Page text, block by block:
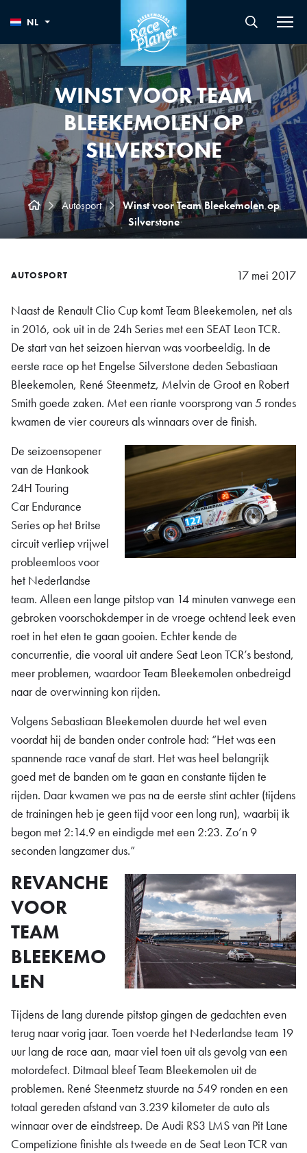
NL
WINST VOOR TEAM
BLEEKEMOLEN OP
SILVERSTONE
Autosport
Winst voor Team Bleekemolen op
Silverstone
AUTOSPORT 17 mei 2017
Naast de Renault Clio Cup komt Team Bleekemolen, net als
in 2016, ook uit in de 24h Series met een SEAT Leon TCR.
De start van het seizoen hiervan was voorbeeldig. In de
eerste race op het Engelse Silverstone deden Sebastiaan
Bleekemolen, René Steenmetz, Melvin de Groot en Robert
Smith goede zaken. Met een riante voorsprong van 5 rondes
kwamen de vier coureurs als winnaars over de finish.
De seizoensopener
van de Hankook
24H Touring
Car Endurance
Series op het Britse
circuit verliep vrijwel
probleemloos voor
het Nederlandse
team. Alleen een lange pitstop van 14 minuten vanwege een
gebroken voorschokdemper in de vroege ochtend leek even
roet in het eten te gaan gooien. Echter kende de
concurrentie, die vooral uit andere Seat Leon TCR’s bestond,
meer problemen, waardoor Team Bleekemolen onbedreigd
naar de overwinning kon rijden.
Volgens Sebastiaan Bleekemolen duurde het wel even
voordat hij de banden onder controle had: “Het was een
spannende race vanaf de start. Het was heel belangrijk
goed met de banden om te gaan en constante tijden te
rijden. Daar kwamen we pas na de eerste stint achter (tijdens
de trainingen heb je geen tijd voor een long run), waarbij ik
begon met 2:14.9 en eindigde met een 2:23. Zo’n 9
seconden langzamer dus.”
REVANCHE
VOOR
TEAM
BLEEKEMO
LEN
Tijdens de lang durende pitstop gingen de gedachten even
terug naar vorig jaar. Toen voerde het Nederlandse team 19
uur lang de race aan, maar viel toen uit als gevolg van een
motordefect. Ditmaal bleef Team Bleekemolen uit de
problemen. René Steenmetz stuurde na 549 ronden en een
totaal gereden afstand van 3.239 kilometer de auto als
winnaar over de eindstreep. De Audi RS3 LMS van Pit Lane
Competizione finishte als tweede en de Seat Leon TCR van